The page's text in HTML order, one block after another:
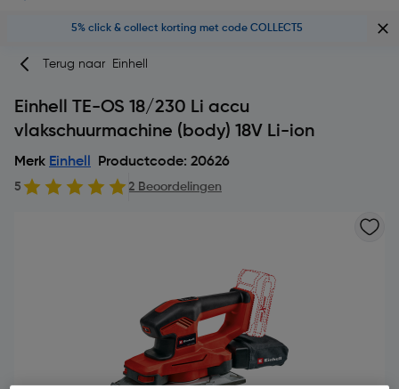
5% click & collect korting met code COLLECT5
Terug naar Einhell
Einhell TE-OS 18/230 Li accu
vlakschuurmachine (body) 18V Li-ion
Merk Einhell Productcode: 20626
5 2 Beoordelingen